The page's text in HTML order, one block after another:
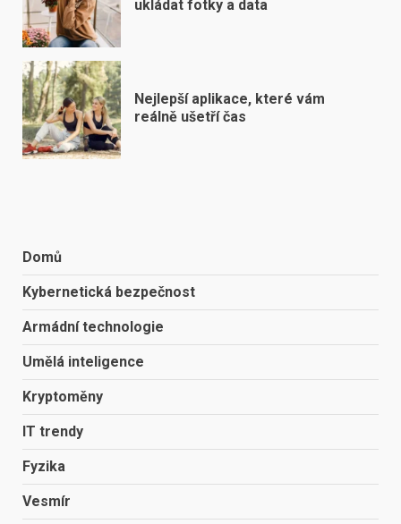
ukládat fotky a data
Nejlepší aplikace, které vám
reálně ušetří čas
Domů
Kybernetická bezpečnost
Armádní technologie
Umělá inteligence
Kryptoměny
IT trendy
Fyzika
Vesmír